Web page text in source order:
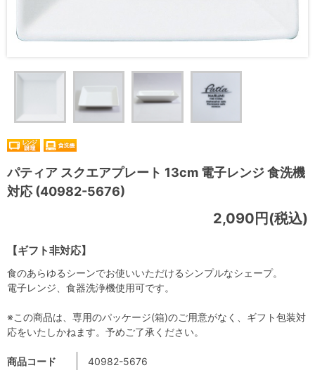
パティア スクエアプレート 13cm 電子レンジ 食洗機
対応 (40982-5676)
【ギフト非対応】
2,090円(税込)
商品コード 40982-5676
食のあらゆるシーンでお使いいただけるシンプルなシェープ。
電子レンジ、食器洗浄機使用可です。
※この商品は、専用のパッケージ(箱)のご用意がなく、ギフト包装対
応をいたしかねます。予めご了承ください。